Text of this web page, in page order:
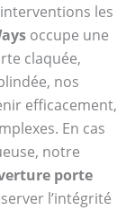
les
occupe une
claquée,
nos
efficacement,
En cas
notre
porte
l’intégrité